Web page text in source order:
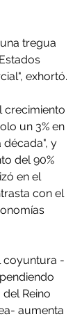
tregua
exhortó.
crecimiento
un 3% en
década", y
del 90%
en el
con el
coyuntura -
Reino
aumenta